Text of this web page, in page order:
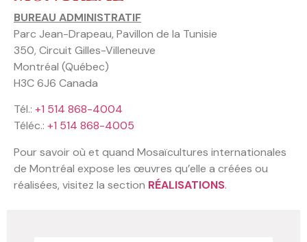
BUREAU ADMINISTRATIF
Parc Jean-Drapeau, Pavillon de la Tunisie
350, Circuit Gilles-Villeneuve
Montréal (Québec)
H3C 6J6 Canada
Tél.: +1 514 868-4004
Téléc.: +1 514 868-4005
Pour savoir où et quand Mosaïcultures internationales
de Montréal expose les œuvres qu’elle a créées ou
réalisées, visitez la section RÉALISATIONS.